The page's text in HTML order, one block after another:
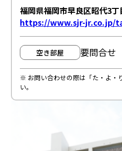
福岡県福岡市早良区昭代3丁
https://www.sjr-jr.co.jp/
空き部屋 要問合せ
※ お問い合わせの際は「た・よ・
い。